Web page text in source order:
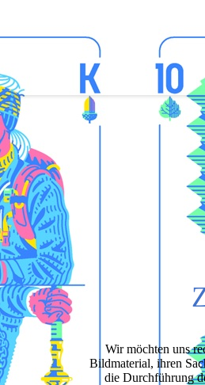
Wir möchten uns
Bildmaterial, ihren
die Durchführung